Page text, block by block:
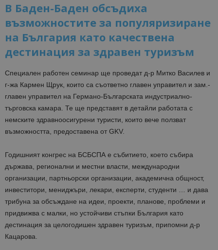
В Баден-Баден обсъдиха
възможностите за популяризиране
на България като качествена
дестинация за здравен туризъм
Специален работен семинар ще проведат д-р Митко Василев и
г-жа Кармен Щрук, които са съответно главен управител и зам.-
главен управител на Германо-Българската индустриално-
търговска камара. Те ще представят в детайли работата с
немските здравноосигурени туристи, които вече ползват
възможността, предоставена от GKV.
Годишният конгрес на БСБСПА е събитието, което събира
държава, регионални и местни власти, международни
организации, партньорски организации, академична общност,
инвеститори, мениджъри, лекари, експерти, студенти … и дава
трибуна за обсъждане на идеи, проекти, планове, проблеми и
придвижва с малки, но устойчиви стъпки България като
дестинация за целогодишен здравен туризъм, припомни д-р
Кацарова.